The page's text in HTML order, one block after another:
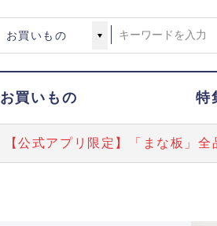
お買いもの 特
【公式アプリ限定】「まな板」